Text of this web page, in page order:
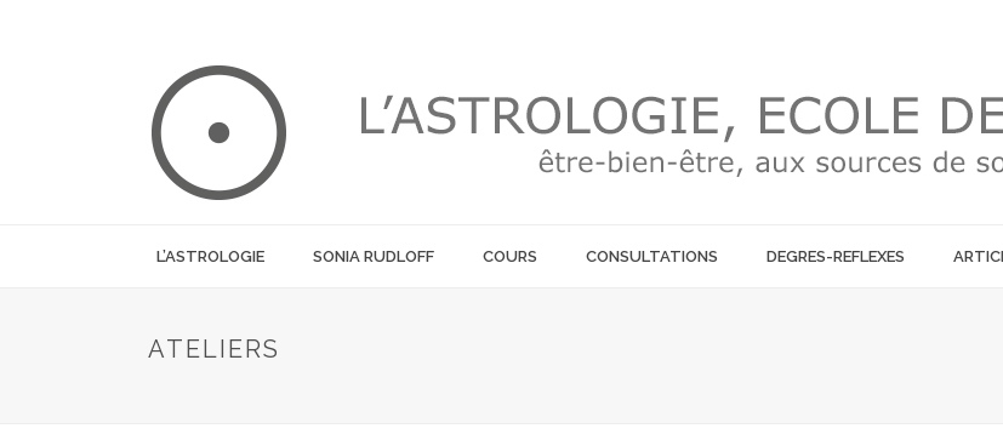
L’ASTROLOGIE SONIA RUDLOFF COURS CONSULTATIONS DEGRES-REFLEXES
ATELIERS